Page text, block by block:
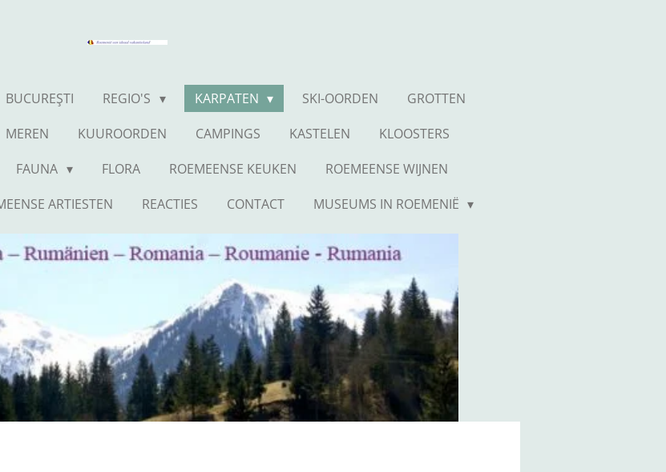
BUCUREŞTI REGIO'S KARPATEN SKI-OORDEN
GROTTEN
MEREN KUUROORDEN CAMPINGS KASTELEN
KLOOSTERS
FAUNA FLORA ROEMEENSE KEUKEN
ROEMEENSE WIJNEN
ARTIESTEN REACTIES CONTACT MUSEUMS IN ROEMENIË